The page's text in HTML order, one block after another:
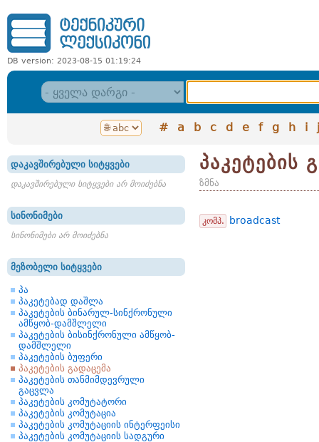
DB version: 2023-08-15 01:19:24
# a b c d e f g h i j
დაკავშირებული სიტყვები
დაკავშირებული სიტყვები არ მოიძებნა
სინონიმები
სინონიმები არ მოიძებნა
მეზობელი სიტყვები
პა
პაკეტებად დაშლა
პაკეტების ბინარულ-სინქრონული
ამწყობ-დამშლელი
პაკეტების ბისინქრონული ამწყობ-
დამშლელი
პაკეტების ბუფერი
პაკეტების გადაცემა
პაკეტების თანმიმდევრული
გაცვლა
პაკეტების კომუტატორი
პაკეტების კომუტაცია
პაკეტების კომუტაციის ინტერფეისი
პაკეტების კომუტაციის სადგური
პაკეტების
ზმნა
კომპ. broadcast